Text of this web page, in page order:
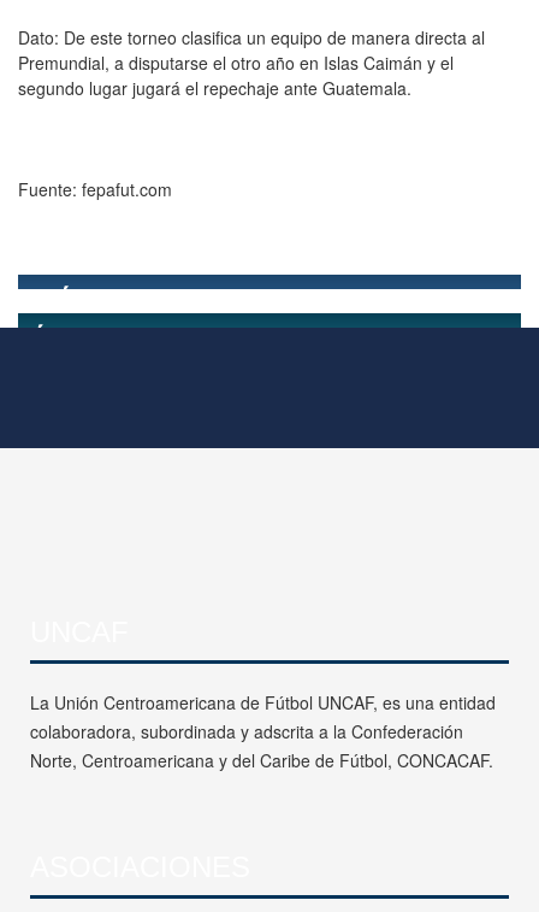
Dato: De este torneo clasifica un equipo de manera directa al
Premundial, a disputarse el otro año en Islas Caimán y el
segundo lugar jugará el repechaje ante Guatemala.
Fuente: fepafut.com
La Unión Centroamericana de Fútbol UNCAF, es una entidad
colaboradora, subordinada y adscrita a la Confederación
Norte, Centroamericana y del Caribe de Fútbol, CONCACAF.